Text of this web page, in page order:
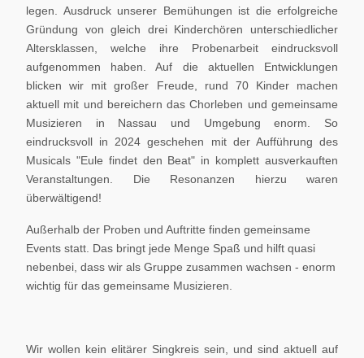
legen. Ausdruck unserer Bemühungen ist die erfolgreiche
Gründung von gleich drei Kinderchören unterschiedlicher
Altersklassen, welche ihre Probenarbeit eindrucksvoll
aufgenommen haben. Auf die aktuellen Entwicklungen
blicken wir mit großer Freude, rund 70 Kinder machen
aktuell mit und bereichern das Chorleben und gemeinsame
Musizieren in Nassau und Umgebung enorm. So
eindrucksvoll in 2024 geschehen mit der Aufführung des
Musicals "Eule findet den Beat" in komplett ausverkauften
Veranstaltungen. Die Resonanzen hierzu waren
überwältigend!
Außerhalb der Proben und Auftritte finden gemeinsame
Events statt. Das bringt jede Menge Spaß und hilft quasi
nebenbei, dass wir als Gruppe zusammen wachsen - enorm
wichtig für das gemeinsame Musizieren.
Wir wollen kein elitärer Singkreis sein, und sind aktuell auf